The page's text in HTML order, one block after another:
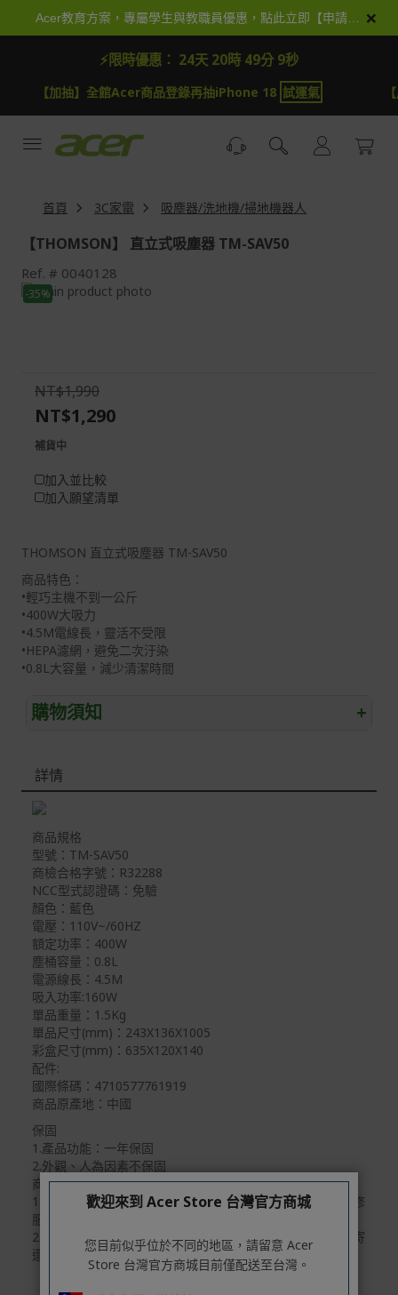
×
⚡限時優惠： 24天 20時 49分 9秒
【加抽】全館Acer商品登錄再抽iPhone 18 試運氣
首頁 3C家電 吸塵器/洗地機/掃地機器人
【THOMSON】 直立式吸塵器 TM-SAV50
Ref. 0040128
Skip
to
images
gallery
-35%
Skip
the
images
THOMSON 直立式吸塵器 TM-SAV50
商品特色：
•輕巧主機不到一公斤
•400W大吸力
•4.5M電線長，靈活不受限
•HEPA濾網，避免二次汙染
•0.8L大容量，減少清潔時間
購物須知 +
本網站消費者享有商品到貨七天鑑賞期之權益(鑑賞期並非
到貨七天內消費者有權申請退貨或換貨；超過七天以上(含
假日)，恕無法辦理。
退回之商品必須是全新狀態且完整包裝(含商品、附件、包
裝、紙箱及所有附隨文件或資料)。
商品到貨後進行開箱前請全程錄影以確保自身權益 ! 非商
品本身瑕疵之退貨商品若有上述不完整之情況，本公司有
權向消費者收取相應的整新費用。
*遊戲光碟、軟體等影音商品屬智慧財產權之商品。依消費
者保護法第十九條第二項規定，一經拆封後恕不接受退換
貨。
如有相關退換貨服務需求，您可以透過專線或服務信箱聯
繫客服。
配送服務
本站商品除有特別標示收取運費之商品，其餘全館皆可免
運宅配到府。
Acer旗下品牌商品除可宅配配送全台各地外，部分商品可
以選擇配送至全台各地服務中心。
非Acer旗下品牌商品依配合廠商規範，可能會有無法配送
NT$1,990
NT$1,290
補貨中
加入並比較
加入願望清單
詳情
商品規格
型號：TM-SAV50
商檢合格字號：R32288
NCC型式認證碼：免驗
顏色：藍色
電壓：110V~/60HZ
額定功率：400W
塵桶容量：0.8L
電源線長：4.5M
吸入功率:160W
單品重量：1.5Kg
單品尺寸(mm)：243X136X1005
彩盒尺寸(mm)：635X120X140
配件:
國際條碼：4710577761919
商品原產地：中國
保固
1.產品功能：一年保固
2.外觀、人為因素不保固
商品故障維修：
1.如已超過了七天鑑賞期的退換貨時效，故該商品僅提供維修
服務，敬請見諒！
2.維修需自行負擔寄回商品的運費，維修廠商則會幫您負擔寄
還商品的運費。
歡迎來到 Acer Store 台灣官方商城
您目前似乎位於不同的地區，請留意 Acer
Store 台灣官方商城目前僅配送至台灣。